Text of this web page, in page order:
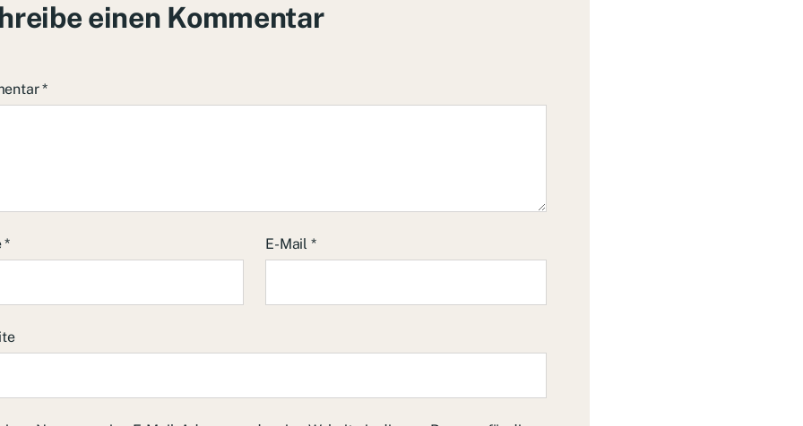
einen Kommentar
*
* E-Mail *